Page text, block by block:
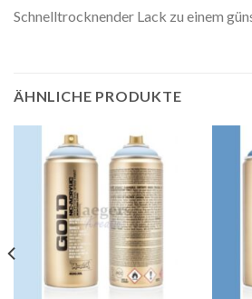
Schnelltrocknender Lack zu einem
ÄHNLICHE PRODUKTE